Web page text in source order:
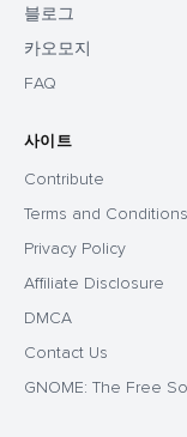
블로그
카오모지
FAQ
사이트
Contribute
Terms and Conditions
Privacy Policy
Affiliate Disclosure
DMCA
Contact Us
GNOME: The Free